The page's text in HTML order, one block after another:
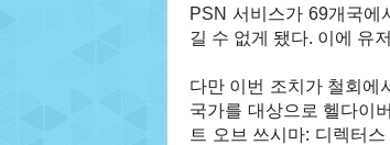
PSN 서비스가 69개국에
길 수 없게 됐다. 이에 유
다만 이번 조치가 철회에
국가를 대상으로 헬다이
트 오브 쓰시마: 디렉터